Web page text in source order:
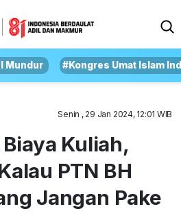
Mundur #Kongres Umat Islam
Senin , 29 Jan 2024, 12:01 WIB
Kuliah,
PTN BH
Jangan Pake